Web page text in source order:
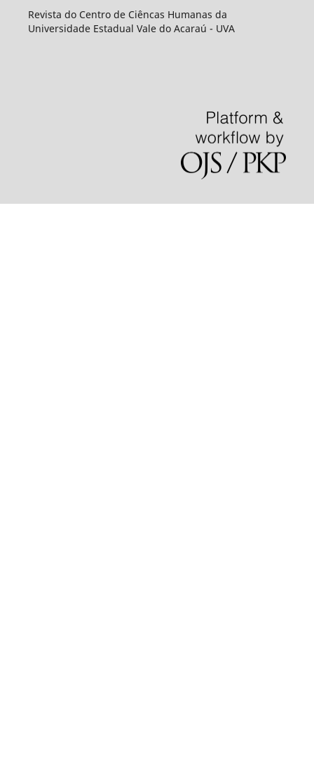
Revista do Centro de Ciêncas Humanas da
Universidade Estadual Vale do Acaraú - UVA